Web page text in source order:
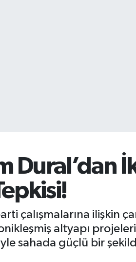
Dural’dan
çalışmalarına ilişkin
altyapı
sahada güçlü bir